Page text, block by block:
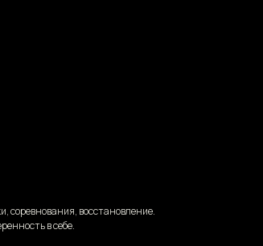
соревнования, восстановление.
в себе.